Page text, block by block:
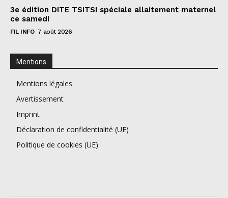
3e édition DITE TSITSI spéciale allaitement maternel
ce samedi
FIL INFO 7 août 2026
Mentions
Mentions légales
Avertissement
Imprint
Déclaration de confidentialité (UE)
Politique de cookies (UE)